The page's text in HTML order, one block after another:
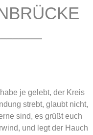
je gelebt, der Kreis
strebt, glaubt nicht,
sind, es grüßt euch
und legt der Hauch